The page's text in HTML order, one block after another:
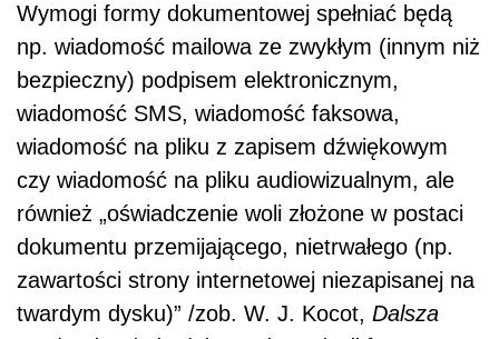
Wymogi formy dokumentowej spełniać będą
np. wiadomość mailowa ze zwykłym (innym niż
bezpieczny) podpisem elektronicznym,
wiadomość SMS, wiadomość faksowa,
wiadomość na pliku z zapisem dźwiękowym
czy wiadomość na pliku audiowizualnym, ale
również „oświadczenie woli złożone w postaci
dokumentu przemijającego, nietrwałego (np.
zawartości strony internetowej niezapisanej na
twardym dysku)” /zob. W. J. Kocot, Dalsza